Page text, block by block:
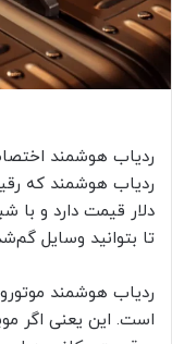
ردیاب هوشمند
تا بتوانید وسایل